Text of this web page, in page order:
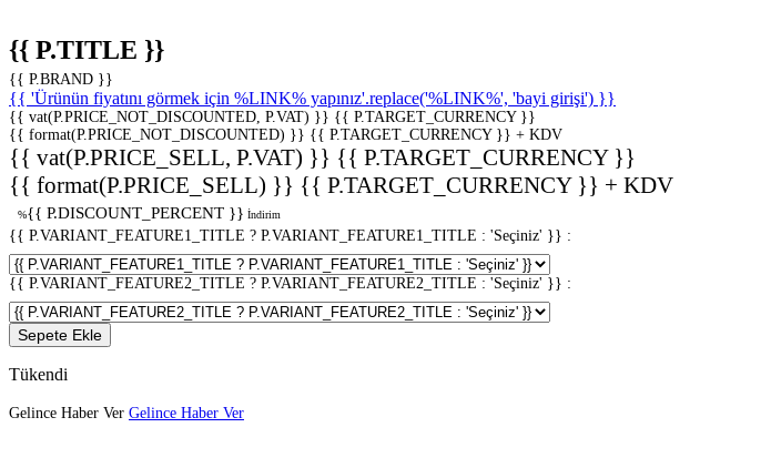
{{ P.TITLE }}
{{ P.BRAND }}
{{ 'Ürünün fiyatını görmek için %LINK% yapınız'.replace('%LINK%', 'bayi girişi') }}
{{ vat(P.PRICE_NOT_DISCOUNTED, P.VAT) }} {{ P.TARGET_CURRENCY }}
{{ format(P.PRICE_NOT_DISCOUNTED) }} {{ P.TARGET_CURRENCY }} + KDV
{{ vat(P.PRICE_SELL, P.VAT) }} {{ P.TARGET_CURRENCY }}
{{ format(P.PRICE_SELL) }} {{ P.TARGET_CURRENCY }} + KDV
%{{ P.DISCOUNT_PERCENT }} İndirim
{{ P.VARIANT_FEATURE1_TITLE ? P.VARIANT_FEATURE1_TITLE : 'Seçiniz' }} :
{{ P.VARIANT_FEATURE2_TITLE ? P.VARIANT_FEATURE2_TITLE : 'Seçiniz' }} :
Sepete Ekle
Tükendi
Gelince Haber Ver Gelince Haber Ver